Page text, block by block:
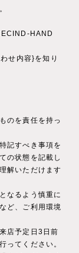
HAND
せ内容}を知り
のを責任を持っ
記すべき事項を
の状態を記載し
解いただけます
なるよう慎重に
ど、ご利用環境
店予定日3日前
ってください。